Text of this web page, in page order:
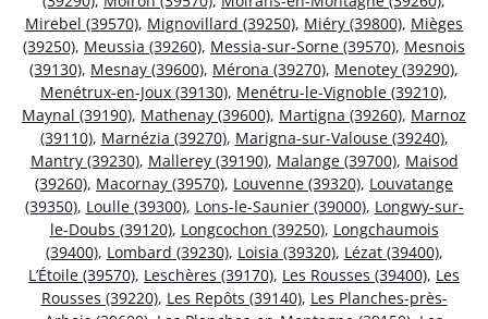
Mirebel (39570), Mignovillard (39250), Miéry (39800), Mièges
(39250), Meussia (39260), Messia-sur-Sorne (39570), Mesnois
(39130), Mesnay (39600), Mérona (39270), Menotey (39290),
Menétrux-en-Joux (39130), Menétru-le-Vignoble (39210),
Maynal (39190), Mathenay (39600), Martigna (39260), Marnoz
(39110), Marnézia (39270), Marigna-sur-Valouse (39240),
Mantry (39230), Mallerey (39190), Malange (39700), Maisod
(39260), Macornay (39570), Louvenne (39320), Louvatange
(39350), Loulle (39300), Lons-le-Saunier (39000), Longwy-sur-
le-Doubs (39120), Longcochon (39250), Longchaumois
(39400), Lombard (39230), Loisia (39320), Lézat (39400),
L’Étoile (39570), Leschères (39170), Les Rousses (39400), Les
Rousses (39220), Les Repôts (39140), Les Planches-près-